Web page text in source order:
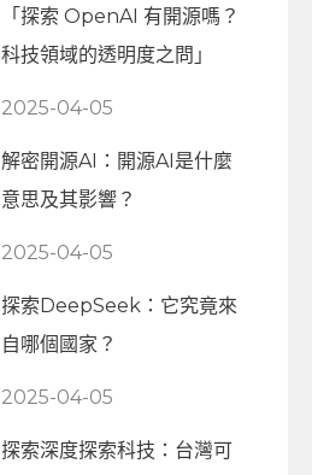
「探索 OpenAI 有開源嗎？
科技領域的透明度之問」
2025-04-05
解密開源AI：開源AI是什麼
意思及其影響？
2025-04-05
探索DeepSeek：它究竟來
自哪個國家？
2025-04-05
探索深度探索科技：台灣可